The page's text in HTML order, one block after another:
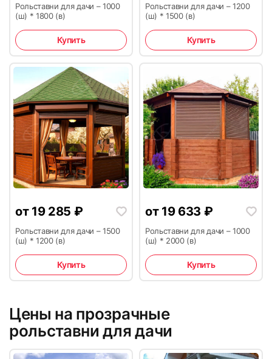
47 48
49 50
51 52
53 54
Рольставни для дачи – 1000
(ш) * 1800 (в)
Купить
Рольставни для дачи – 1200
(ш) * 1500 (в)
Купить
от 19 285 ₽
Рольставни для дачи – 1500
(ш) * 1200 (в)
Купить
от 19 633 ₽
Рольставни для дачи – 1000
(ш) * 2000 (в)
Купить
Цены на прозрачные
рольставни для дачи